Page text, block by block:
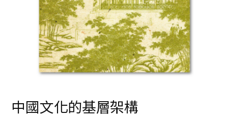
中國文化的基層架構